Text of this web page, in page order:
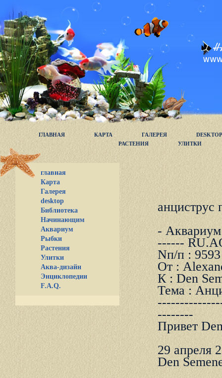
ГЛАВНАЯ КАРТА ГАЛЕРЕЯ
DESKTOP
РАСТЕНИЯ
УЛИТКИ
главная
Карта
Галерея
desktop
Библиотека
Начинающим
Аквариум
Рыбки
Растения
Улитки
Аква-дизайн
Энциклопедии
F.A.Q.
анцистpyс
-
------
Nп/п :
От :
К : Den
Тема :
--------
Пpивет
29 апpеля
Den